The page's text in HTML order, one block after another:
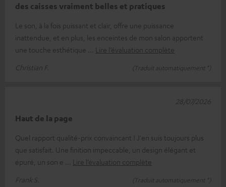
des caisses vraiment belles et pratiques
Le son, à la fois puissant et clair, offre une puissance
inattendue, et en plus, les enceintes de mon salon apportent
une touche esthétique
Lire l’évaluation complète
Christian F.
(Traduit automatiquement *)
Haut de la page
Quel rapport qualité-prix convaincant ! J'en suis toujours plus
que satisfait. Une finition impeccable, un design élégant et
épuré, un son e
Lire l’évaluation complète
Frank S.
(Traduit automatiquement *)
28/07/2026